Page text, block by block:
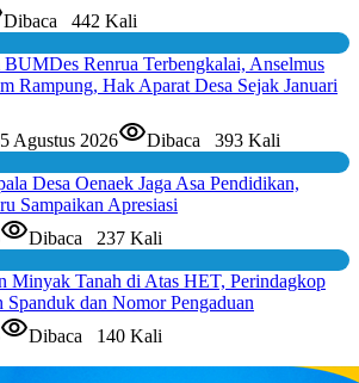
Dibaca 442 Kali
Renrua Terbengkalai, Anselmus
Rampung, Hak Aparat Desa Sejak Januari
5 Agustus 2026 Dibaca 393 Kali
Desa Oenaek Jaga Asa Pendidikan,
Sampaikan Apresiasi
Dibaca 237 Kali
Minyak Tanah di Atas HET, Perindagkop
Spanduk dan Nomor Pengaduan
Dibaca 140 Kali